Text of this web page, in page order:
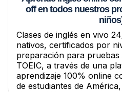
off en todos nuestros
Clases de inglés en vivo
nativos, certificados por
preparación para pruebas
TOEIC, a través de una
aprendizaje 100% online
de estudiantes de